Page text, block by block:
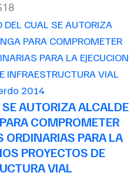
2014
AUTORIZA ALCALDE
COMPROMETER
PARA LA
PROYECTOS DE
VIAL